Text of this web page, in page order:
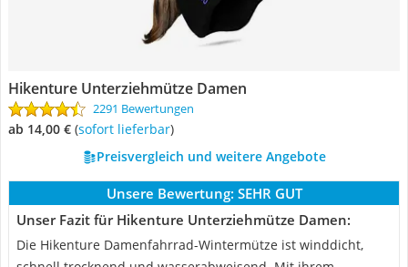
Hikenture Unterziehmütze Damen
2291 Bewertungen
ab 14,00 € ( Sofort lieferbar)
Preisvergleich und weitere Angebote
Unsere Bewertung: SEHR GUT
Unser Fazit für Hikenture Unterziehmütze Damen:
Die Hikenture Damenfahrrad-Wintermütze ist winddicht,